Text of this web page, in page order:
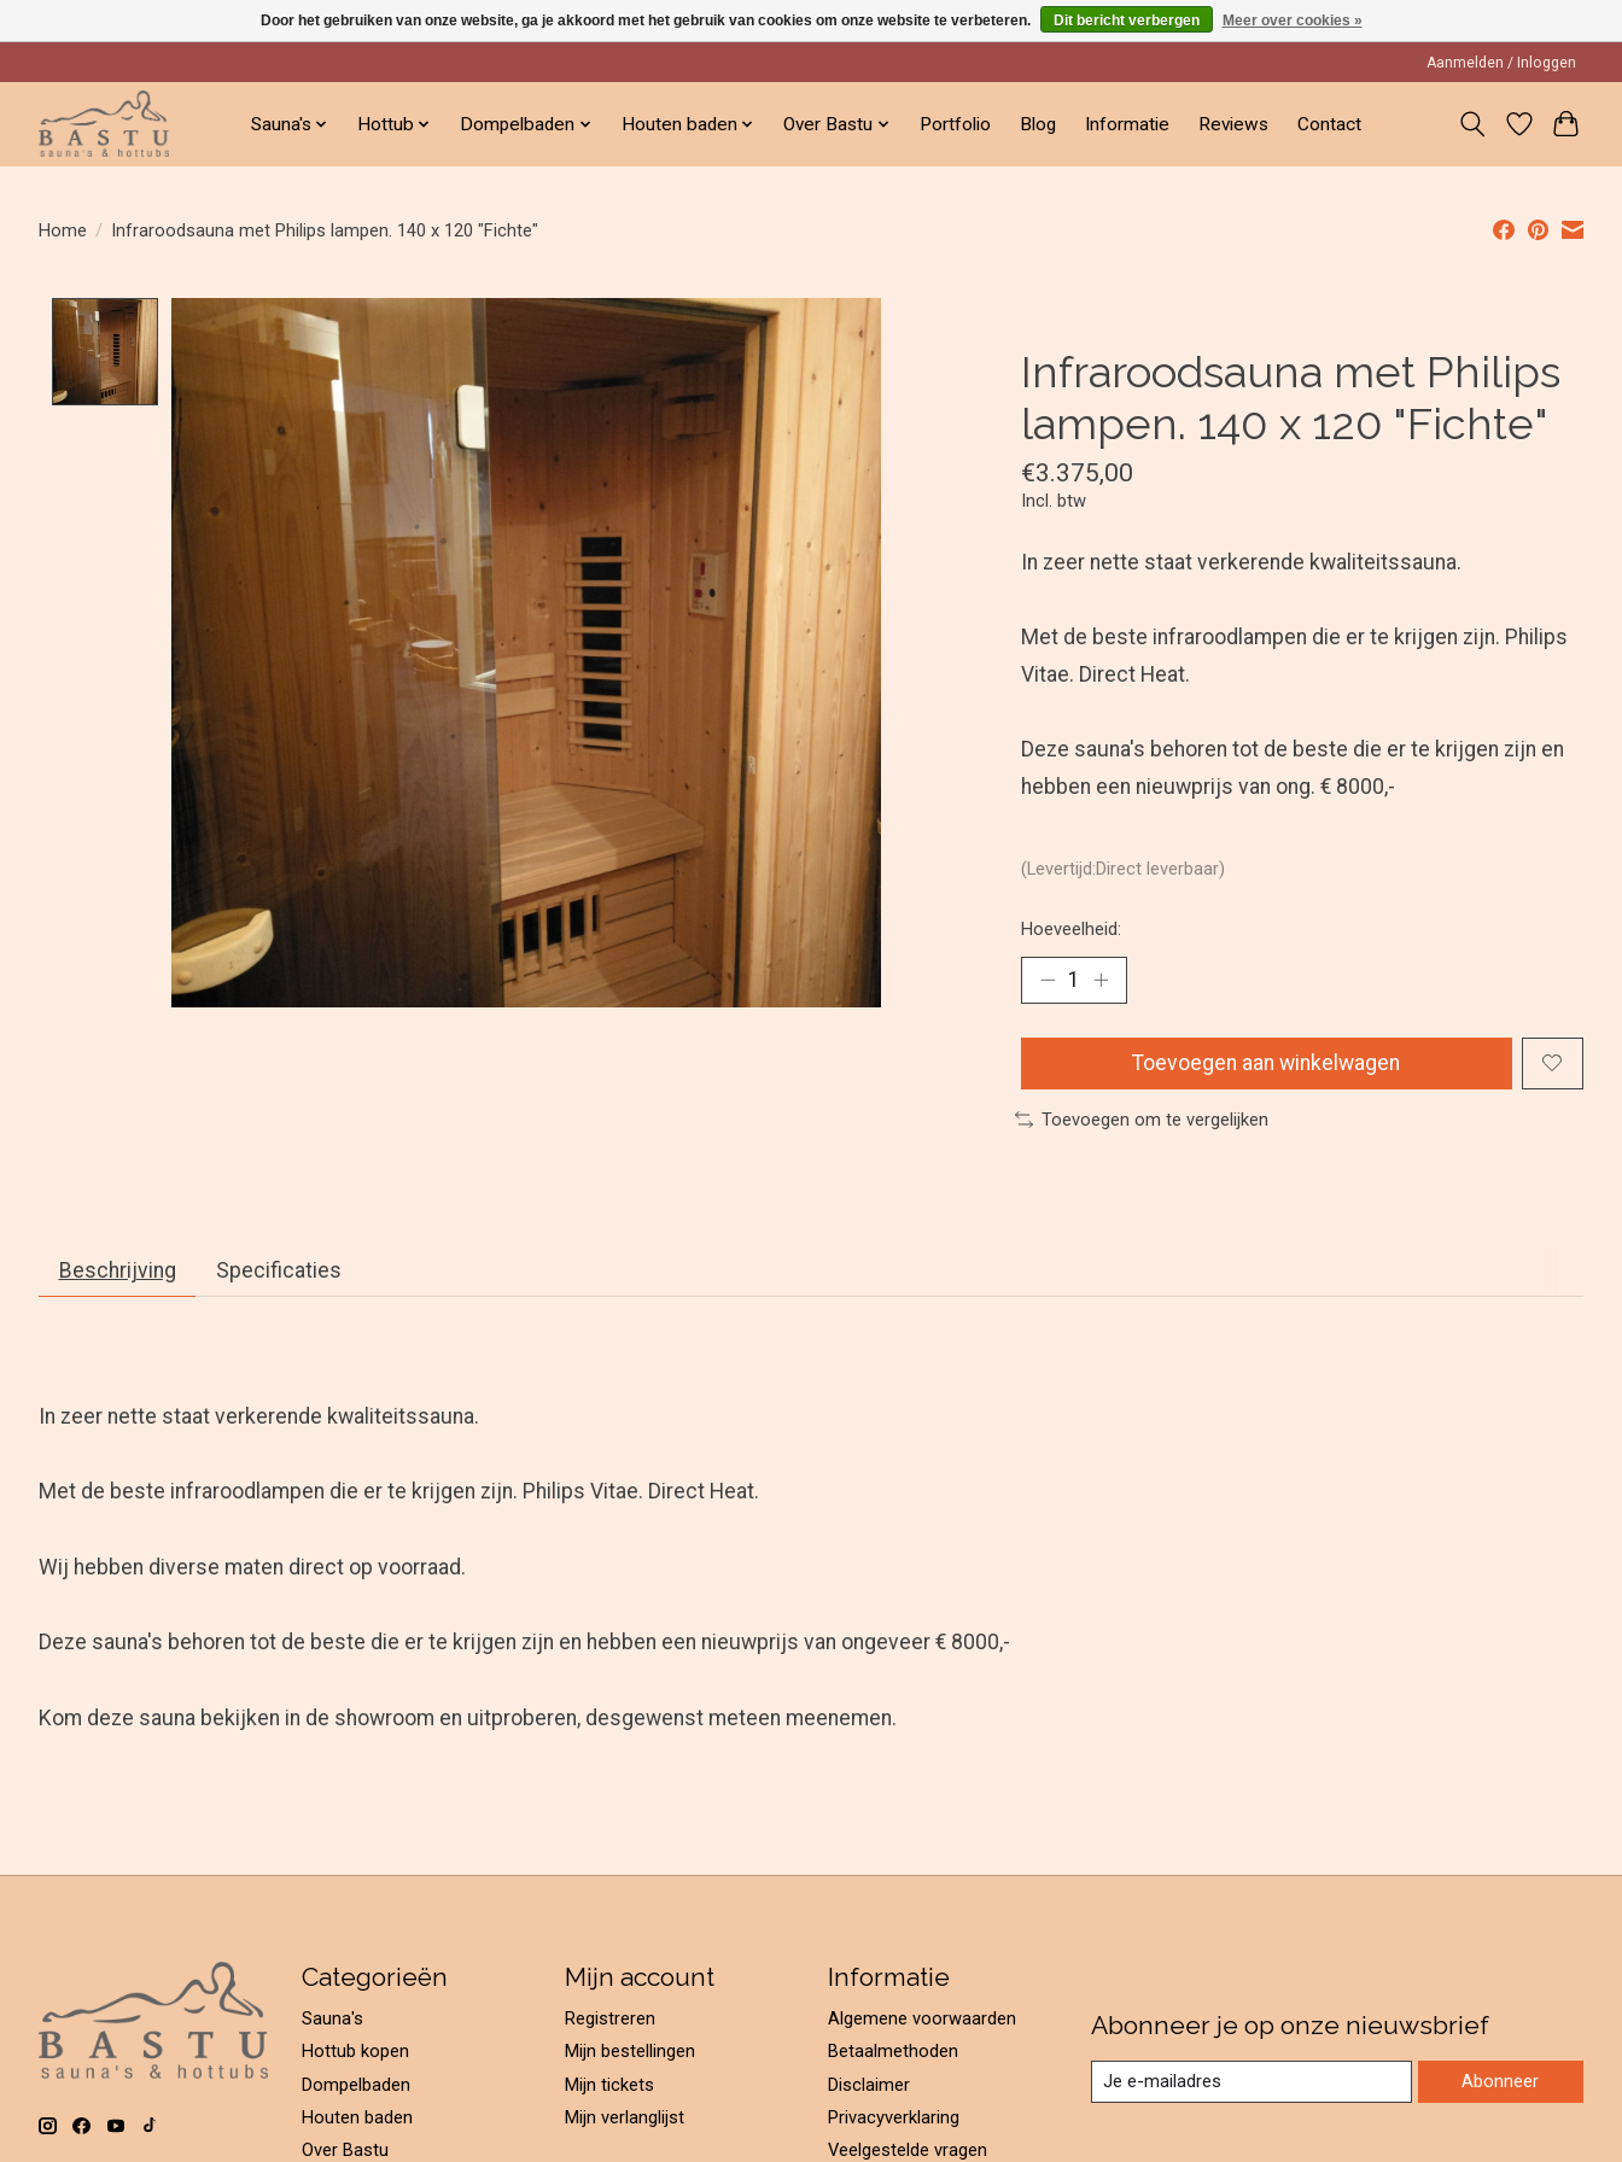
Aanmelden / Inloggen
Sauna's Hottub Dompelbaden Houten baden Over Bastu Portfolio Blog Informatie Reviews Contact
Home / Infraroodsauna met Philips lampen. 140 x 120 "Fichte"
Product image slideshow Items
Infraroodsauna met Philips
lampen. 140 x 120 "Fichte"
€3.375,00
Incl. btw
In zeer nette staat verkerende kwaliteitssauna.
Met de beste infraroodlampen die er te krijgen zijn. Philips
Vitae. Direct Heat.
Deze sauna's behoren tot de beste die er te krijgen zijn en
hebben een nieuwprijs van ong. € 8000,-
(Levertijd:Direct leverbaar)
Hoeveelheid:
Toevoegen aan winkelwagen
Toevoegen om te vergelijken
Beschrijving Specificaties
In zeer nette staat verkerende kwaliteitssauna.
Met de beste infraroodlampen die er te krijgen zijn. Philips Vitae. Direct Heat.
Wij hebben diverse maten direct op voorraad.
Deze sauna's behoren tot de beste die er te krijgen zijn en hebben een nieuwprijs van ongeveer € 8000,-
Kom deze sauna bekijken in de showroom en uitproberen, desgewenst meteen meenemen.
Categorieën
Sauna's
Hottub kopen
Dompelbaden
Houten baden
Over Bastu
Mijn account
Registreren
Mijn bestellingen
Mijn tickets
Mijn verlanglijst
Informatie
Algemene voorwaarden
Betaalmethoden
Disclaimer
Privacyverklaring
Veelgestelde vragen
Abonneer je op onze nieuwsbrief
Abonneer
Door het gebruiken van onze website, ga je akkoord met het gebruik van cookies om onze website te verbeteren. Dit bericht verbergen Meer over cookies »